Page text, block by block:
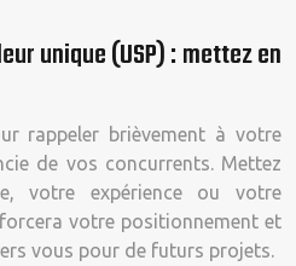
unique (USP) : mettez en
rappeler brièvement à votre
de vos concurrents. Mettez
votre expérience ou votre
votre positionnement et
vous pour de futurs projets.